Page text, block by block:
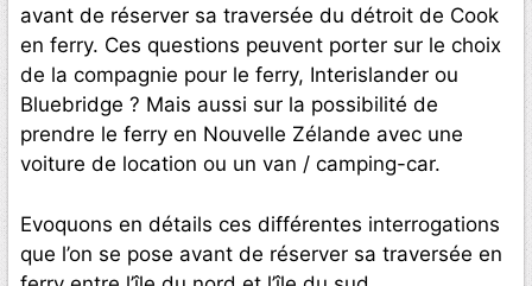
avant de réserver sa traversée du détroit de Cook
en ferry. Ces questions peuvent porter sur le choix
de la compagnie pour le ferry, Interislander ou
Bluebridge ? Mais aussi sur la possibilité de
prendre le ferry en Nouvelle Zélande avec une
voiture de location ou un van / camping-car.
Evoquons en détails ces différentes interrogations
que l’on se pose avant de réserver sa traversée en